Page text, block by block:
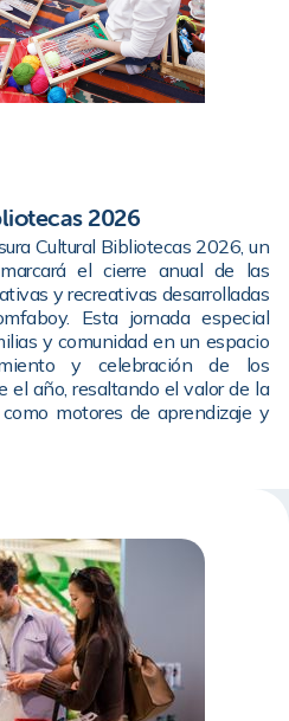
2026
Cultural Bibliotecas 2026, un
el cierre anual de las
y recreativas desarrolladas
Esta jornada especial
y comunidad en un espacio
y celebración de los
el año, resaltando el valor de la
motores de aprendizaje y